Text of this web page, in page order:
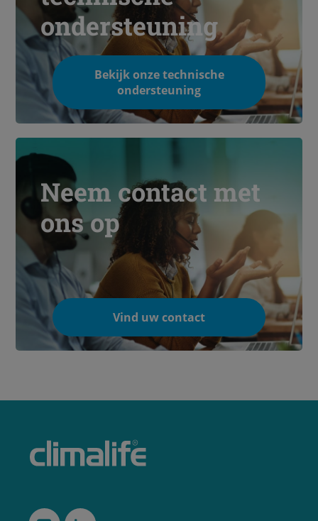
ondersteuning
Bekijk onze technische
ondersteuning
Neem contact met
ons op
Vind uw contact